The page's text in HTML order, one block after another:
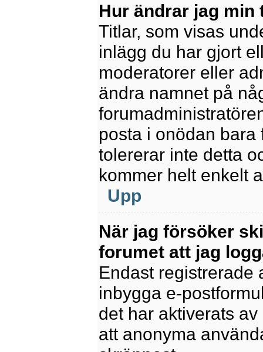
Hur ändrar jag min
Titlar, som visas
inlägg du har gjort
moderatorer eller
ändra namnet på
posta i onödan bara
tolererar inte detta
kommer helt enkelt
Upp
När jag försöker
forumet att jag
Endast registrerade
inbygga e-
det har aktiverats
att anonyma